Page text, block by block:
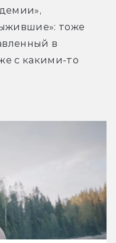
тоже
в
с какими-то